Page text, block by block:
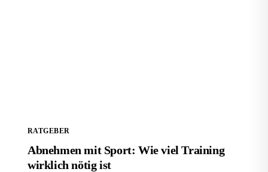
RATGEBER
Abnehmen mit Sport: Wie viel Training
wirklich nötig ist